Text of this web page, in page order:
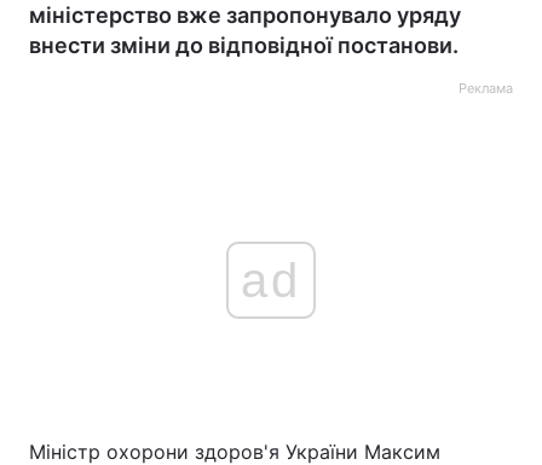
міністерство вже запропонувало уряду
внести зміни до відповідної постанови.
Реклама
ad
Міністр охорони здоров'я України Максим